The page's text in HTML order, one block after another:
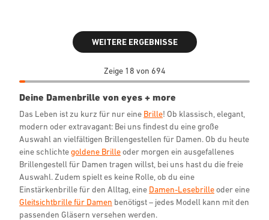
WEITERE ERGEBNISSE
Zeige 18 von 694
Deine Damenbrille von eyes + more
Das Leben ist zu kurz für nur eine Brille! Ob klassisch, elegant,
modern oder extravagant: Bei uns findest du eine große
Auswahl an vielfältigen Brillengestellen für Damen. Ob du heute
eine schlichtegoldene Brilleoder morgen ein ausgefallenes
Brillengestell für Damen tragen willst, bei uns hast du die freie
Auswahl. Zudem spielt es keine Rolle, ob du eine
Einstärkenbrille für den Alltag, eine Damen-Lesebrilleoder eine
Gleitsichtbrille für Damen benötigst – jedes Modell kann mit den
passenden Gläsern versehen werden.